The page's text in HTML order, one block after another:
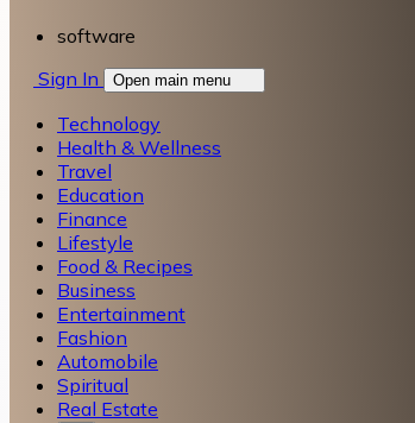
software
Sign In
Open main menu
Technology
Health & Wellness
Travel
Education
Finance
Lifestyle
Food & Recipes
Business
Entertainment
Fashion
Automobile
Spiritual
Real Estate